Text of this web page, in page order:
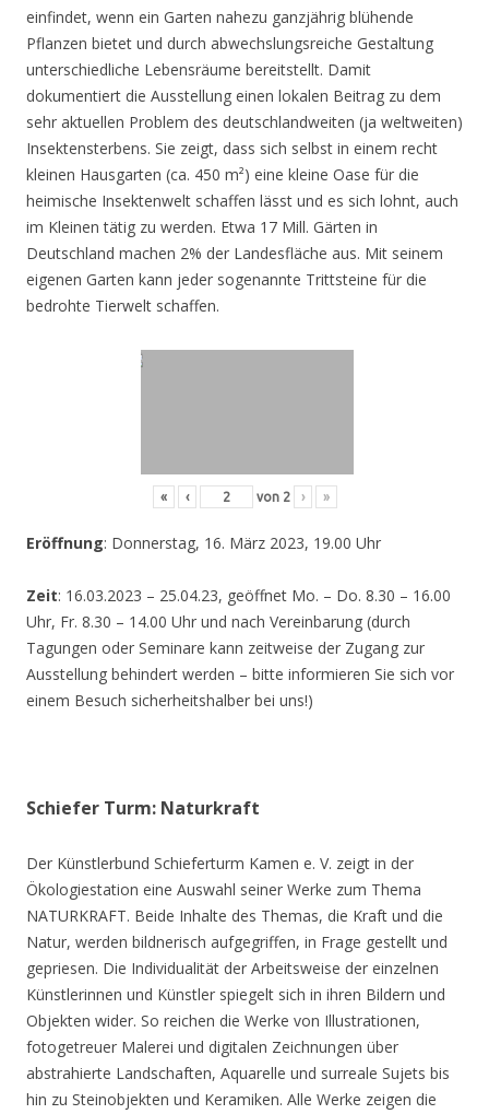
einfindet, wenn ein Garten nahezu ganzjährig blühende
Pflanzen bietet und durch abwechslungsreiche Gestaltung
unterschiedliche Lebensräume bereitstellt. Damit
dokumentiert die Ausstellung einen lokalen Beitrag zu dem
sehr aktuellen Problem des deutschlandweiten (ja weltweiten)
Insektensterbens. Sie zeigt, dass sich selbst in einem recht
kleinen Hausgarten (ca. 450 m²) eine kleine Oase für die
heimische Insektenwelt schaffen lässt und es sich lohnt, auch
im Kleinen tätig zu werden. Etwa 17 Mill. Gärten in
Deutschland machen 2% der Landesfläche aus. Mit seinem
eigenen Garten kann jeder sogenannte Trittsteine für die
bedrohte Tierwelt schaffen.
« ‹ von 2 › »
Eröffnung: Donnerstag, 16. März 2023, 19.00 Uhr
Zeit: 16.03.2023 – 25.04.23, geöffnet Mo. – Do. 8.30 – 16.00
Uhr, Fr. 8.30 – 14.00 Uhr und nach Vereinbarung (durch
Tagungen oder Seminare kann zeitweise der Zugang zur
Ausstellung behindert werden – bitte informieren Sie sich vor
einem Besuch sicherheitshalber bei uns!)
Schiefer Turm: Naturkraft
Der Künstlerbund Schieferturm Kamen e. V. zeigt in der
Ökologiestation eine Auswahl seiner Werke zum Thema
NATURKRAFT. Beide Inhalte des Themas, die Kraft und die
Natur, werden bildnerisch aufgegriffen, in Frage gestellt und
gepriesen. Die Individualität der Arbeitsweise der einzelnen
Künstlerinnen und Künstler spiegelt sich in ihren Bildern und
Objekten wider. So reichen die Werke von Illustrationen,
fotogetreuer Malerei und digitalen Zeichnungen über
abstrahierte Landschaften, Aquarelle und surreale Sujets bis
hin zu Steinobjekten und Keramiken. Alle Werke zeigen die